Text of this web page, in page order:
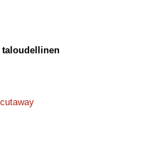
taloudellinen
cutaway